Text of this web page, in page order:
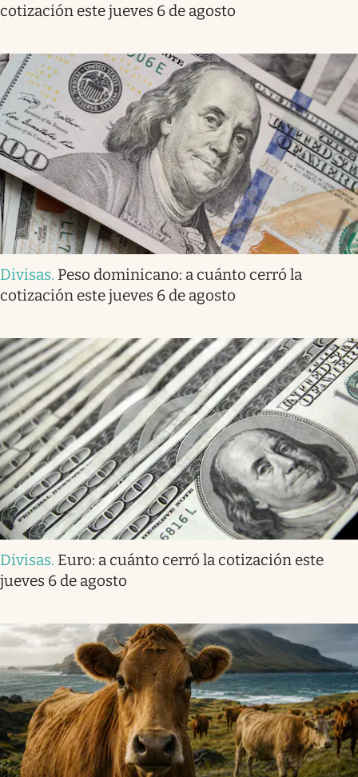
cotización este jueves 6 de agosto
Divisas. Peso dominicano: a cuánto cerró la
cotización este jueves 6 de agosto
Divisas. Euro: a cuánto cerró la cotización este
jueves 6 de agosto